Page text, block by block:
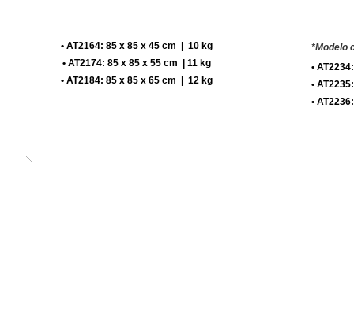
• AT2164: 85 x 85 x 45 cm | 10 kg
• AT2174: 85 x 85 x 55 cm | 11 kg
• AT2184: 85 x 85 x 65 cm | 12 kg
*Modelo
•
•
•